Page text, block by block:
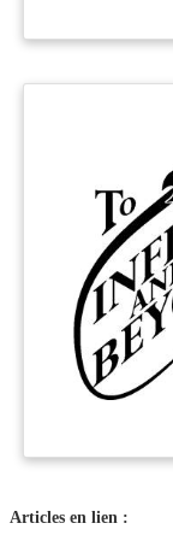
Articles en lien :